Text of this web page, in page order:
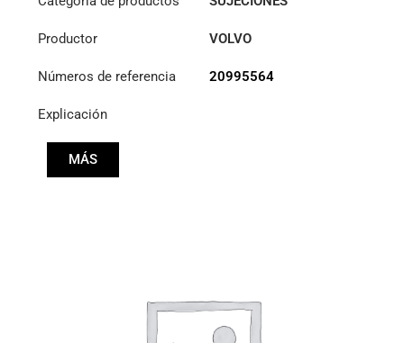
Productor VOLVO
Números de referencia 20995564
Explicación
MÁS